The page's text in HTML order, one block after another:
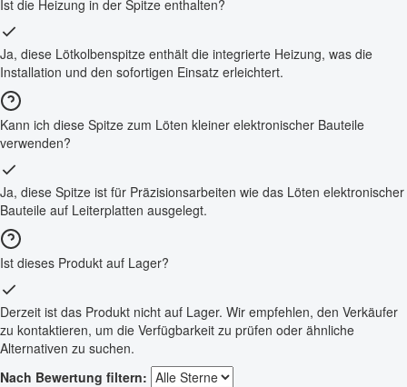
Ist die Heizung in der Spitze enthalten?
Ja, diese Lötkolbenspitze enthält die integrierte Heizung, was die
Installation und den sofortigen Einsatz erleichtert.
Kann ich diese Spitze zum Löten kleiner elektronischer Bauteile
verwenden?
Ja, diese Spitze ist für Präzisionsarbeiten wie das Löten elektronischer
Bauteile auf Leiterplatten ausgelegt.
Ist dieses Produkt auf Lager?
Derzeit ist das Produkt nicht auf Lager. Wir empfehlen, den Verkäufer
zu kontaktieren, um die Verfügbarkeit zu prüfen oder ähnliche
Alternativen zu suchen.
Nach Bewertung filtern: